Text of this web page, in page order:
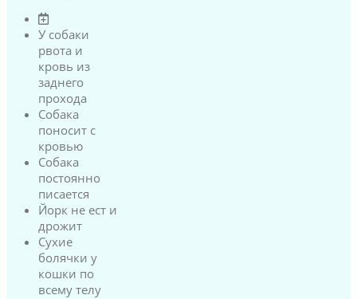
У собаки
рвота и
кровь из
заднего
прохода
Собака
поносит с
кровью
Собака
постоянно
писается
Йорк не ест и
дрожит
Сухие
болячки у
кошки по
всему телу